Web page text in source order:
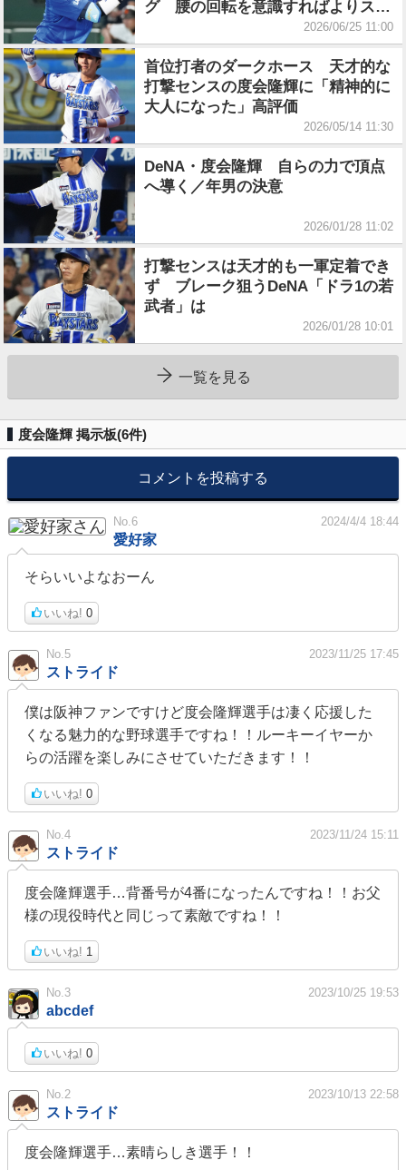
グ 腰の回転を意識すればよりスム
2026/06/25 11:00
首位打者のダークホース 天才的な
打撃センスの度会隆輝に「精神的に
大人になった」高評価
2026/05/14 11:30
DeNA・度会隆輝 自らの力で頂点
へ導く／年男の決意
2026/01/28 11:02
打撃センスは天才的も一軍定着でき
ず ブレーク狙うDeNA「ドラ1の若
武者」は
2026/01/28 10:01
一覧を見る
度会隆輝 掲示板(6件)
コメントを投稿する
No.6 2024/4/4 18:44
愛好家
そらいいよなおーん
いいね! 0
No.5 2023/11/25 17:45
ストライド
僕は阪神ファンですけど度会隆輝選手は凄く応援した
くなる魅力的な野球選手ですね！！ルーキーイヤーか
らの活躍を楽しみにさせていただきます！！
いいね! 0
No.4 2023/11/24 15:11
ストライド
度会隆輝選手…背番号が4番になったんですね！！お父
様の現役時代と同じって素敵ですね！！
いいね! 1
No.3 2023/10/25 19:53
abcdef
いいね! 0
No.2 2023/10/13 22:58
ストライド
度会隆輝選手…素晴らしき選手！！